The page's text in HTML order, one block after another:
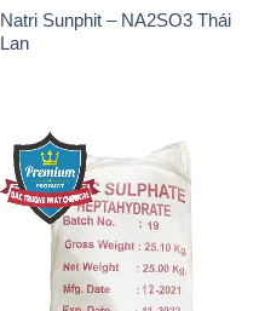
Natri Sunphit – NA2SO3 Thái
Lan